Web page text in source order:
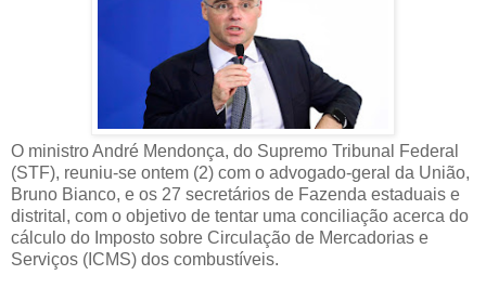
O ministro André Mendonça, do Supremo Tribunal Federal
(STF), reuniu-se ontem (2) com o advogado-geral da União,
Bruno Bianco, e os 27 secretários de Fazenda estaduais e
distrital, com o objetivo de tentar uma conciliação acerca do
cálculo do Imposto sobre Circulação de Mercadorias e
Serviços (ICMS) dos combustíveis.